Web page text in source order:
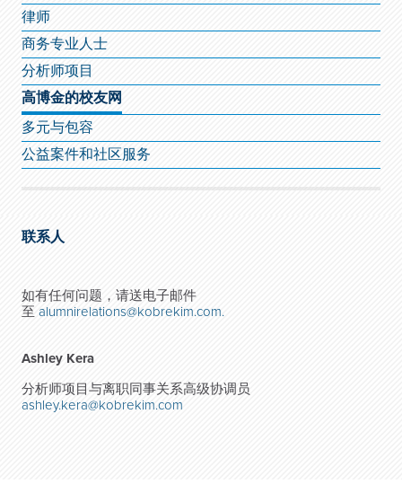
律师
商务专业人士
分析师项目
高博金的校友网
多元与包容
公益案件和社区服务
联系人
如有任何问题，请送电子邮件
至 alumnirelations@kobrekim.com.
Ashley Kera
分析师项目与离职同事关系高级协调员
ashley.kera@kobrekim.com